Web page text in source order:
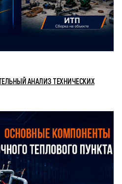
АНАЛИЗ ТЕХНИЧЕСКИХ